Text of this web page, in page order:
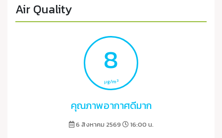
Air Quality
8
μg/m3
คุณภาพอากาศดีมาก
6 สิงหาคม 2569 16:00 น.